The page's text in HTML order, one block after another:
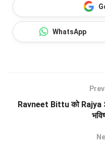
WhatsApp
Ravneet Bittu को Rajya